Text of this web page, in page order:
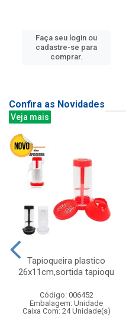
Faça seu login ou
cadastre-se para
comprar.
Confira as Novidades
Veja mais
Tapioqueira plastico
26x11cm,sortida tapioqu
Código: 006452
Embalagem: Unidade
Caixa Com: 24 Unidade(s)